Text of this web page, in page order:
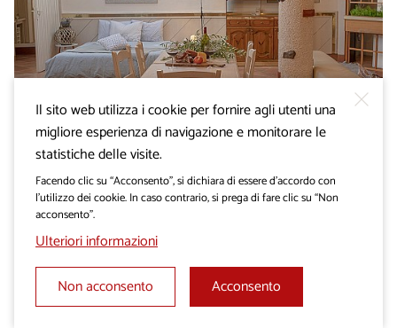
CAMERE E APPARTAMENTI
Appartamento Ana
Il sito web utilizza i cookie per fornire agli utenti una
migliore esperienza di navigazione e monitorare le
statistiche delle visite.
Facendo clic su “Acconsento”, si dichiara di essere d’accordo con
l’utilizzo dei cookie. In caso contrario, si prega di fare clic su “Non
acconsento”.
Ulteriori informazioni
Non acconsento
Acconsento